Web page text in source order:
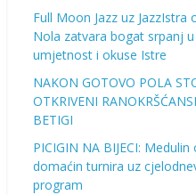
Full Moon Jazz uz JazzIstra
Nola zatvara bogat srpanj
umjetnost i okuse Istre
NAKON GOTOVO POLA
OTKRIVENI
BETIGI
PICIGIN NA BIJECI:
domaćin turnira uz
program